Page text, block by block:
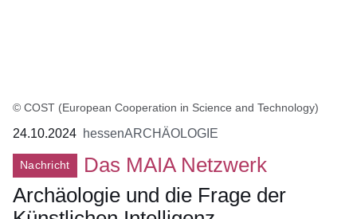
© COST (European Cooperation in Science and Technology)
24.10.2024 hessenARCHÄOLOGIE
Nachricht
Das MAIA Netzwerk
Archäologie und die Frage der